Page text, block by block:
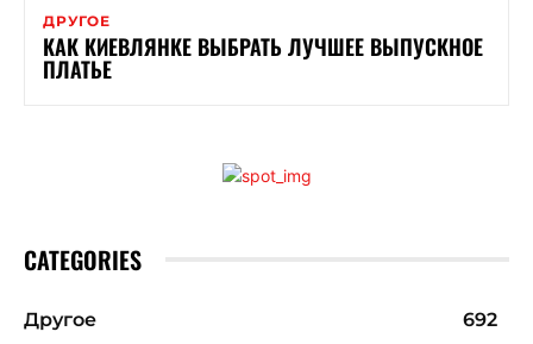
ДРУГОЕ
КАК КИЕВЛЯНКЕ ВЫБРАТЬ ЛУЧШЕЕ ВЫПУСКНОЕ
ПЛАТЬЕ
CATEGORIES
Другое
692